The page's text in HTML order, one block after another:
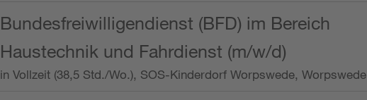
Bundesfreiwilligendienst (BFD) im Bereich
Haustechnik und Fahrdienst (m/w/d)
in Vollzeit (38,5 Std./Wo.), SOS-Kinderdorf Worpswede, Worpswede